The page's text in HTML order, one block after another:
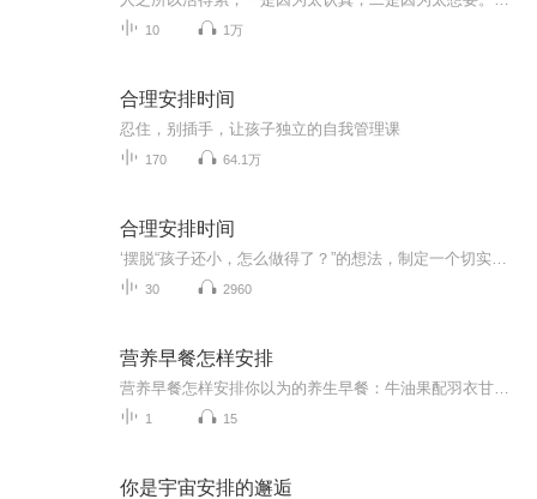
10 1万
合理安排时间
忍住，别插手，让孩子独立的自我管理课
170 64.1万
合理安排时间
30 2960
营养早餐怎样安排
1 15
你是宇宙安排的邂逅